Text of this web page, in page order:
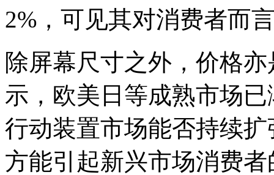
2%，可见其对消费者而
除屏幕尺寸之外，价格
示，欧美日等成熟市场
行动装置市场能否持续
方能引起新兴市场消费